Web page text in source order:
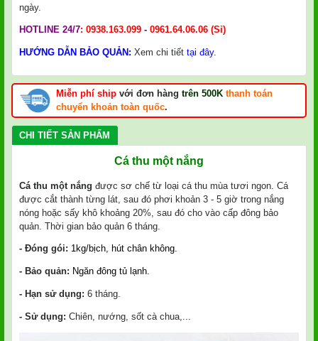
ngày.
HOTLINE 24/7: 0938.163.099 - 0961.64.06.06 (Sỉ)
HƯỚNG DẪN BẢO QUẢN: Xem chi tiết tại đây.
Miễn phí ship với đơn hàng trên 500K thanh toán
chuyển khoản toàn quốc.
CHI TIẾT SẢN PHẨM
Cá thu một nắng
Cá thu một nắng được sơ chế từ loại cá thu mùa tươi ngon. Cá
được cắt thành từng lát, sau đó phơi khoản 3 - 5 giờ trong nắng
nóng hoặc sấy khô khoảng 20%, sau đó cho vào cấp đông bảo
quản. Thời gian bảo quản 6 tháng.
- Đóng gói: 1kg/bịch, hút chân không.
- Bảo quản: Ngăn đông tủ lạnh.
- Hạn sử dụng: 6 tháng.
- Sử dụng: Chiên, nướng, sốt cà chua,...